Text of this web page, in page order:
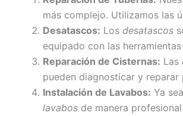
más complejo. Utilizamos las
Desatascos: Los desatascos
equipado con las
Reparación de Cisternas: Las
pueden diagnosticar y
Instalación de Lavabos: Ya
lavabos de manera